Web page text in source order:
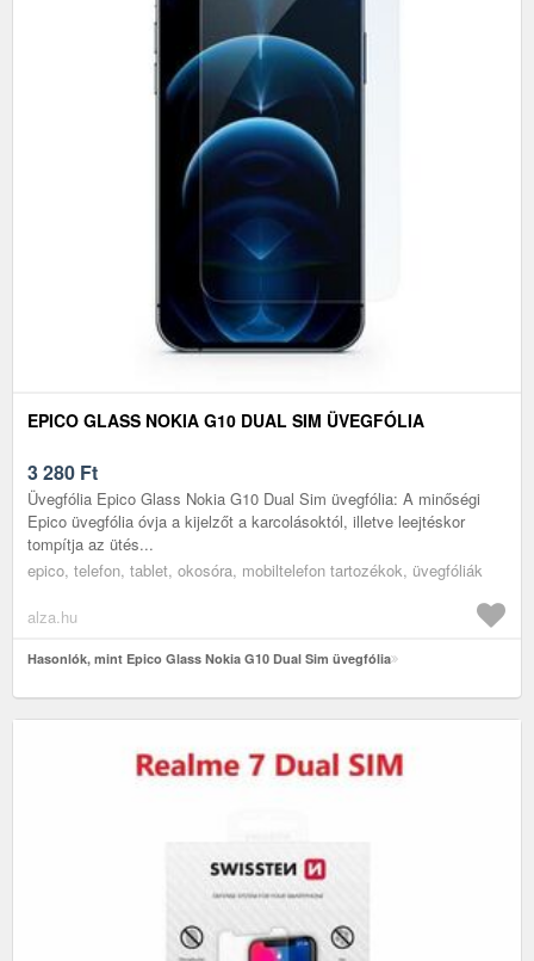
EPICO GLASS NOKIA G10 DUAL SIM ÜVEGFÓLIA
3 280 Ft
Üvegfólia Epico Glass Nokia G10 Dual Sim üvegfólia: A minőségi
Epico üvegfólia óvja a kijelzőt a karcolásoktól, illetve leejtéskor
tompítja az ütés...
epico, telefon, tablet, okosóra, mobiltelefon tartozékok, üvegfóliák
alza.hu
Hasonlók, mint Epico Glass Nokia G10 Dual Sim üvegfólia